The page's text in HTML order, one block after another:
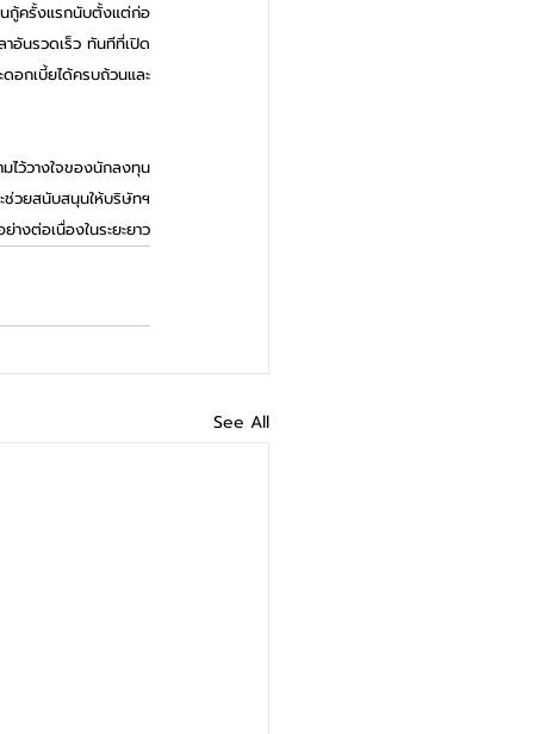
นกู้ครั้งแรกนับตั้งแต่ก่อ
อันรวดเร็ว ทันทีที่เปิด
อกเบี้ยได้ครบถ้วนและ
ไว้วางใจของนักลงทุน
วยสนับสนุนให้บริษัทฯ
างต่อเนื่องในระยะยาว
See All